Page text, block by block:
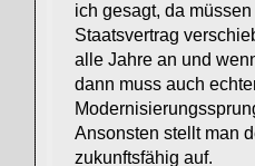
ich gesagt, da
Staatsvertrag
alle Jahre an und
dann muss auch
Ansonsten stellt man
zukunftsfähig auf.